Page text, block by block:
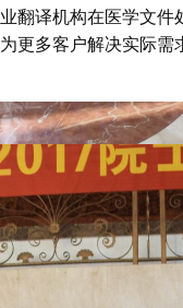
翻译机构在医学文
更多客户解决实际需